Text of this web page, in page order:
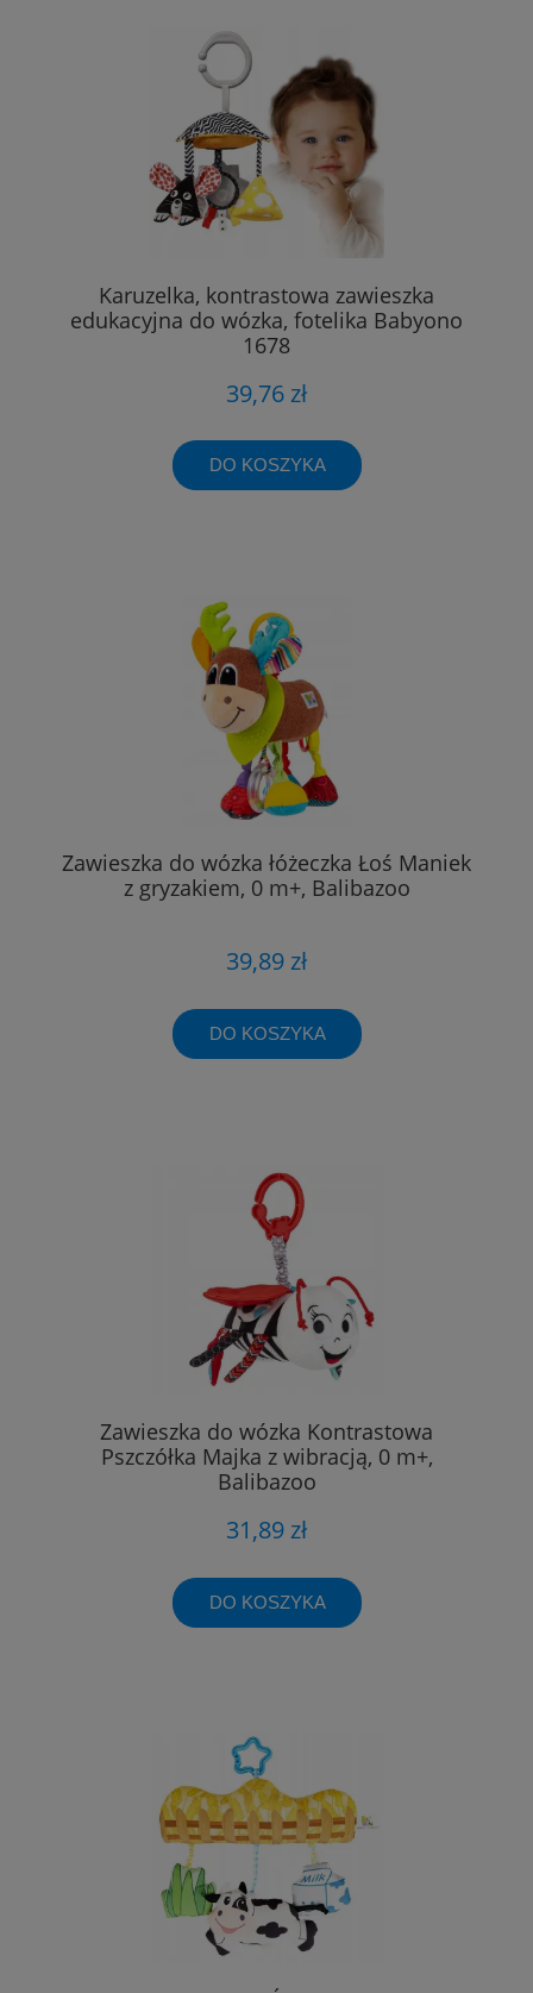
Karuzelka, kontrastowa zawieszka
edukacyjna do wózka, fotelika Babyono
1678
39,76 zł
DO KOSZYKA
Zawieszka do wózka łóżeczka Łoś Maniek
z gryzakiem, 0 m+, Balibazoo
39,89 zł
DO KOSZYKA
Zawieszka do wózka Kontrastowa
Pszczółka Majka z wibracją, 0 m+,
Balibazoo
31,89 zł
DO KOSZYKA